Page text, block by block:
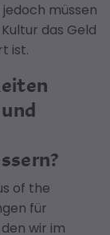
müssen
das Geld
ist.
of the
für
wir im